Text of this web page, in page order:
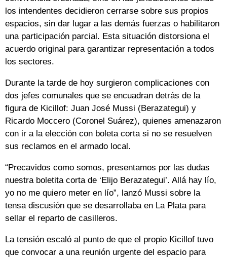
los intendentes decidieron cerrarse sobre sus propios
espacios, sin dar lugar a las demás fuerzas o habilitaron
una participación parcial. Esta situación distorsiona el
acuerdo original para garantizar representación a todos
los sectores.
Durante la tarde de hoy surgieron complicaciones con
dos jefes comunales que se encuadran detrás de la
figura de Kicillof: Juan José Mussi (Berazategui) y
Ricardo Moccero (Coronel Suárez), quienes amenazaron
con ir a la elección con boleta corta si no se resuelven
sus reclamos en el armado local.
“Precavidos como somos, presentamos por las dudas
nuestra boletita corta de ‘Elijo Berazategui’. Allá hay lío,
yo no me quiero meter en lío”, lanzó Mussi sobre la
tensa discusión que se desarrollaba en La Plata para
sellar el reparto de casilleros.
La tensión escaló al punto de que el propio Kicillof tuvo
que convocar a una reunión urgente del espacio para